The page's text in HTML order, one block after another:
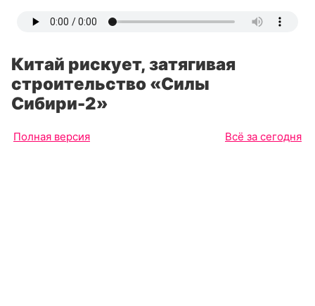
Китай рискует, затягивая
строительство «Силы
Сибири-2»
Полная версия Всё за сегодня